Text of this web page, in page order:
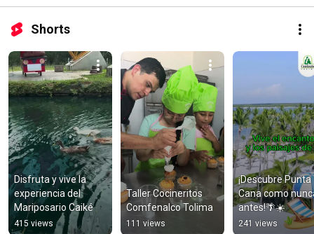
Shorts
Disfruta y vive la
experiencia del
Mariposario Caiké
415 views
Taller Cocineritos
Comfenalco Tolima
111 views
¡Descubre Punta
Cana como
antes!🌴☀️
241 views